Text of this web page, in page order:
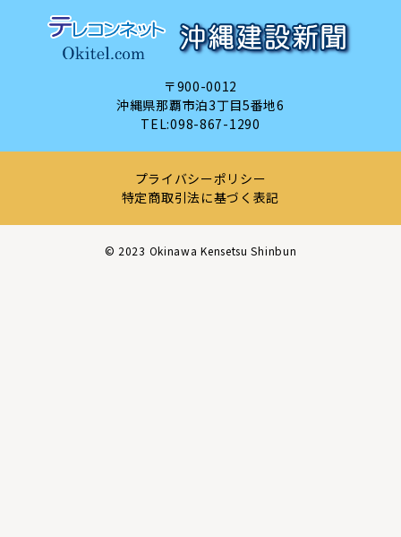
〒900-0012
沖縄県那覇市泊3丁目5番地6
TEL:098-867-1290
プライバシーポリシー
特定商取引法に基づく表記
©︎ 2023 Okinawa Kensetsu Shinbun